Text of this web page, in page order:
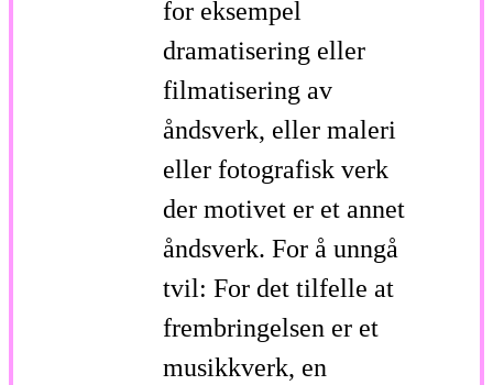
for eksempel
dramatisering eller
filmatisering av
åndsverk, eller maleri
eller fotografisk verk
der motivet er et annet
åndsverk. For å unngå
tvil: For det tilfelle at
frembringelsen er et
musikkverk, en